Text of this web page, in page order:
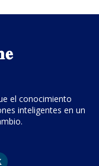
el conocimiento
inteligentes en un